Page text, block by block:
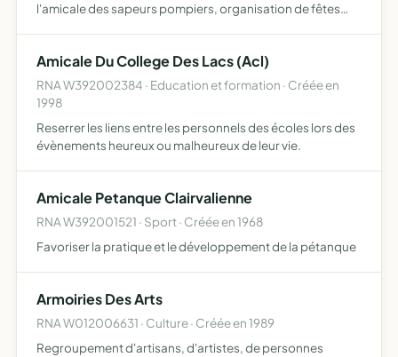
l'amicale des sapeurs pompiers, organisation de fêtes
Amicale Du College Des Lacs (Acl)
RNA W392002384 · Education et formation · Créée en
1998
Reserrer les liens entre les personnels des écoles lors des
évènements heureux ou malheureux de leur vie.
Amicale Petanque Clairvalienne
RNA W392001521 · Sport · Créée en 1968
Favoriser la pratique et le développement de la pétanque
Armoiries Des Arts
RNA W012006631 · Culture · Créée en 1989
Regroupement d'artisans, d'artistes, de personnes